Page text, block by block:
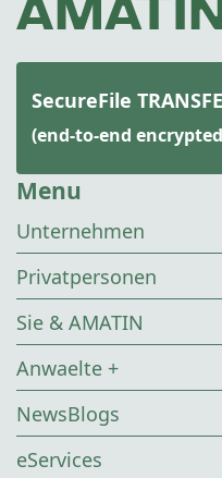
SecureFile
(end-to-end
Menu
Unternehmen
Privatpersonen
Sie & AMATIN
Anwaelte +
NewsBlogs
eServices